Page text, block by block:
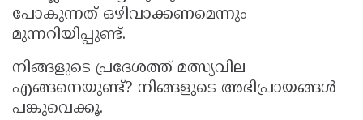
പോകുന്നത് ഒഴിവാക്കണമെന്നും
മുന്നറിയിപ്പുണ്ട്.
നിങ്ങളുടെ പ്രദേശത്ത് മത്സ്യവില
എങ്ങനെയുണ്ട്? നിങ്ങളുടെ അഭിപ്രായങ്ങൾ
പങ്കുവെക്കൂ.